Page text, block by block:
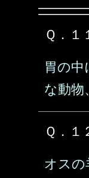
Ｑ．１
胃の
な動物
Ｑ．１
オスの